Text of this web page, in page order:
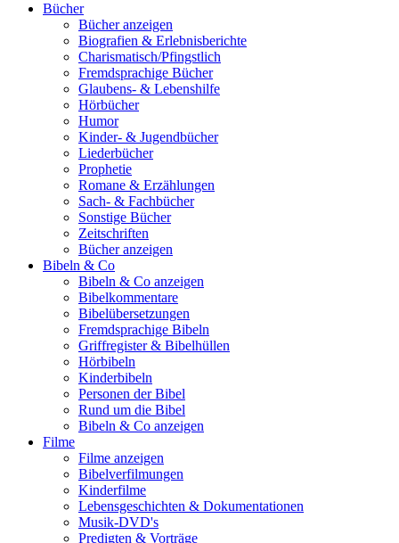
Bücher
Bücher anzeigen
Biografien & Erlebnisberichte
Charismatisch/Pfingstlich
Fremdsprachige Bücher
Glaubens- & Lebenshilfe
Hörbücher
Humor
Kinder- & Jugendbücher
Liederbücher
Prophetie
Romane & Erzählungen
Sach- & Fachbücher
Sonstige Bücher
Zeitschriften
Bücher anzeigen
Bibeln & Co
Bibeln & Co anzeigen
Bibelkommentare
Bibelübersetzungen
Fremdsprachige Bibeln
Griffregister & Bibelhüllen
Hörbibeln
Kinderbibeln
Personen der Bibel
Rund um die Bibel
Bibeln & Co anzeigen
Filme
Filme anzeigen
Bibelverfilmungen
Kinderfilme
Lebensgeschichten & Dokumentationen
Musik-DVD's
Predigten & Vorträge